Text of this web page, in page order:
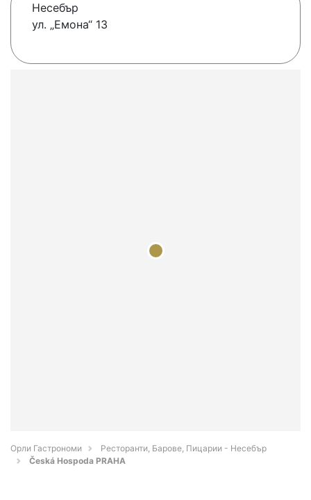
Несебър
ул. „Емона“ 13
Орли Гастрономи
Ресторанти, Барове, Пицарии - Несебър
Česká Hospoda PRAHA